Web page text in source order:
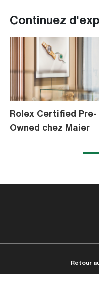
Continuez
Rolex Certified Pre-
Owned chez Maier
Retour